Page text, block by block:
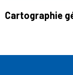
Cartographie